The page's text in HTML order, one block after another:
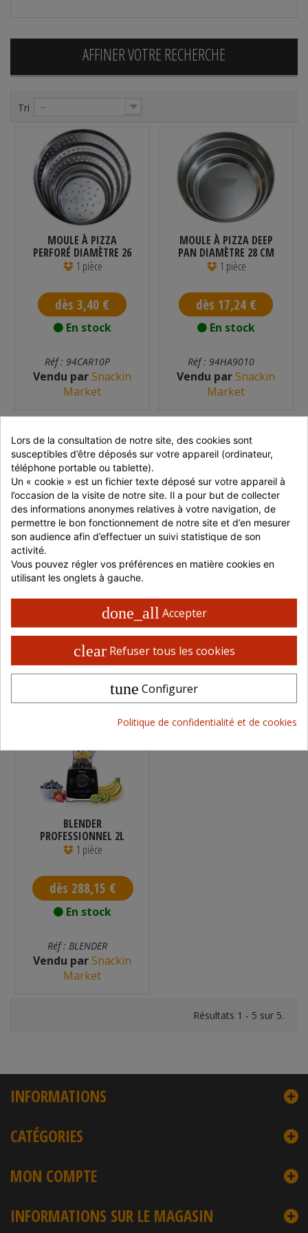
AFFINER VOTRE RECHERCHE
Tri --
MOULE À PIZZA
PERFORÉ DIAMÈTRE 26
CM
1 pièce
dès 3,40 €
En stock
Réf : 94CAR10P
Vendu parSnackin
Market
MOULE À PIZZA DEEP
PAN DIAMÈTRE 28 CM
1 pièce
dès 17,24 €
En stock
Réf : 94HA9010
Vendu parSnackin
Market
BOUTEILLE À SAUCE 1
L
1 chauffe frites
dès 8,42 €
En stock
Réf : CB1B
Vendu par
BOUTEILLE À SAUCE
AVEC 3 BECS
VERSEURS 1 L
1 chauffe frites
dès 9,02 €
Réf : CB3B
Vendu par
BLENDER
PROFESSIONNEL 2L
2000W TRISTAR
1 pièce
dès 288,15 €
En stock
Réf : BLENDER
Vendu parSnackin
Market
Résultats 1 - 5 sur 5.
INFORMATIONS
CATÉGORIES
MON COMPTE
INFORMATIONS SUR LE MAGASIN
Lors de la consultation de notre site, des cookies sont
susceptibles d’être déposés sur votre appareil (ordinateur,
téléphone portable ou tablette).
Un « cookie » est un fichier texte déposé sur votre appareil à
l’occasion de la visite de notre site. Il a pour but de collecter
des informations anonymes relatives à votre navigation, de
permettre le bon fonctionnement de notre site et d’en mesurer
son audience afin d’effectuer un suivi statistique de son
activité.
Vous pouvez régler vos préférences en matière cookies en
utilisant les onglets à gauche.
done_all Accepter
clear Refuser tous les cookies
tune Configurer
Politique de confidentialité et de cookies